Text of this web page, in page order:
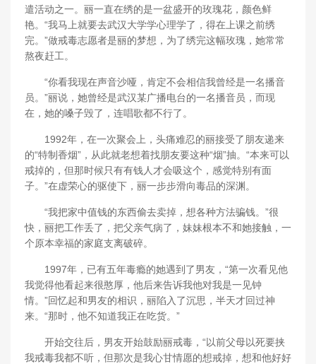
遣活动之一。丽一直在绣的是一盆盛开的玫瑰花，颜色鲜
艳。“我马上就要去武汉大学学心理学了，得在上课之前绣
完。”做戒毒志愿者是丽的梦想，为了绣完这幅玫瑰，她常常
熬夜赶工。
“你看我现在声音沙哑，肯定不会相信我曾经是一名播音
员。”丽说，她曾经是武汉某广播电台的一名播音员，而现
在，她的嗓子毁了，连唱歌都不行了。
1992年，在一次聚会上，头痛难忍的丽接受了朋友递来
的“特制香烟”，从此就老想着找朋友要这种“烟”抽。“本来可以
戒掉的，但那时候只有有钱人才会吸这个，感觉特别有面
子。”在虚荣心的驱使下，丽一步步滑向毒品的深渊。
“我把家中值钱的东西偷去卖掉，想各种方法骗钱。”很
快，丽把工作丢了，把父亲气病了，妹妹根本不和她接触，一
个原本幸福的家庭支离破碎。
1997年，已有五年毒瘾的她遇到了男友，“第一次看见他
我觉得他看起来很憨厚，他后来告诉我他对我是一见钟
情。”回忆起和男友的相识，丽陷入了沉思，半天才回过神
来。“那时，他不知道我正在吃货。”
开始交往后，男友开始鼓励丽戒毒，“以前父母以死要挟
我戒毒我都不听，但那次是我心甘情愿的想戒掉，想和他好好